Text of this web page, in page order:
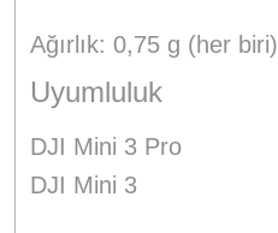
Ağırlık: 0,75 g (her biri)
Uyumluluk
DJI Mini 3 Pro
DJI Mini 3